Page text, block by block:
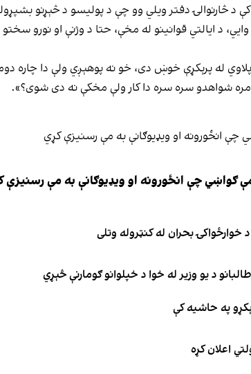
څارنوالۍ دفتر ویلي وو چې د پولیسو د څېړنو
د ایالتي قوانینو له مخې، حتا د وژنې او نورو
له پرېکړې خوښ دی، خو نه پوهېږي ولې دا چاره
شواهدو سره سره دا کار ولې مخکې نه دی شوی؟».
ګواښي چې انځورونه او ویډیوګانې به مې رسنیزې
خوارځواکۍ بحران له کنټروله وتلی
د یو وزیر له خوا د خپلوانو ګومارنې څېړي
په حاشیه کې